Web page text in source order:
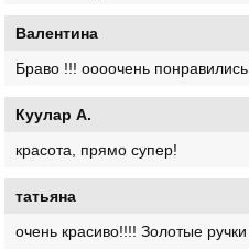
Валентина
Браво !!! оооочень
Куулар А.
красота, прямо супер!
татьяна
очень красиво!!!! Золотые ручки